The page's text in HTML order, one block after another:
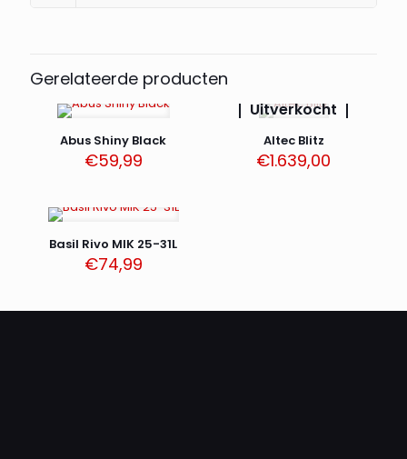
Gerelateerde producten
Abus Shiny Black
€59,99
Uitverkocht
Altec Blitz
€1.639,00
Basil Rivo MIK 25-31L
€74,99